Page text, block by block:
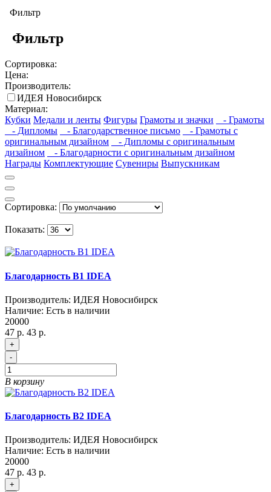
Фильтр
Фильтр
Сортировка:
Цена:
Производитель:
ИДЕЯ Новосибирск
Материал:
Кубки Медали и ленты Фигуры Грамоты и значки
- Грамоты
- Дипломы
- Благодарственное письмо
- Грамоты с
оригинальным дизайном
- Дипломы с оригинальным
дизайном
- Благодарности с оригинальным дизайном
Награды Комплектующие Сувениры Выпускникам
Сортировка:
Показать:
Благодарность B1 IDEA
Производитель: ИДЕЯ Новосибирск
Наличие: Есть в наличии
20000
47 р. 43 р.
+
-
В корзину
Благодарность B2 IDEA
Производитель: ИДЕЯ Новосибирск
Наличие: Есть в наличии
20000
47 р. 43 р.
+